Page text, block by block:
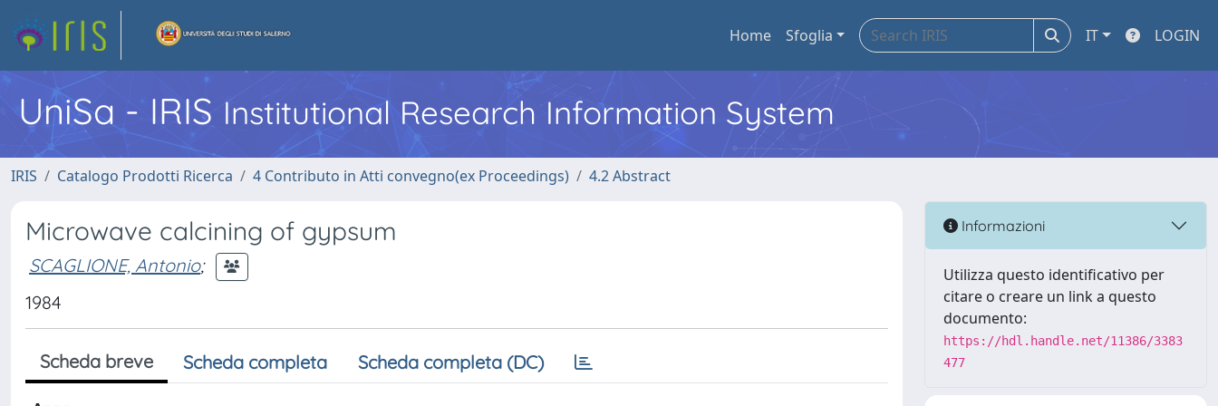
Home Sfoglia IT LOGIN
UniSa - IRIS Institutional Research Information System
IRIS Catalogo Prodotti Ricerca 4 Contributo in Atti convegno(ex Proceedings) 4.2 Abstract
Microwave calcining of gypsum
SCAGLIONE, Antonio;
1984
Scheda breve Scheda completa Scheda completa (DC)
Informazioni
Utilizza questo identificativo per
citare o creare un link a questo
documento:
https://hdl.handle.net/11386/3383
477